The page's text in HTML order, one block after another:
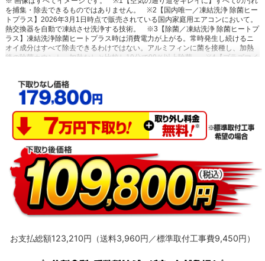
を捕集・除去できるものではありません。
※2【国内唯一／凍結洗浄 除菌ヒー
トプラス】2026年3月1日時点で販売されている国内家庭用エアコンにおいて。
熱交換器を自動で凍結させ洗浄する技術。
※3【除菌／凍結洗浄 除菌ヒートプ
ラス】凍結洗浄除菌ヒートプラス時は消費電力が上がる。常時発生し続けるニ
オイ成分はすべて除去できるわけではない。アルミフィンに菌を接種し、加熱
後の除菌カウント。加熱なしと比較し10分で99％以上除菌。
※4【プラズマイ
物質を捕集・抑制/ニオイを抑制】閉鎖された実験設備における試験結果による
もので、実使用空間での効果を示すものではありません。
抑制／カビバスター】約20分間。室温・湿度が上昇する場合あり。工場出荷時
は設定されておらずお客様ご自身による設定が必要。
※7【国内唯一／ステン
レス・クリーン システム】2026年3月1日時点で販売されている国内家庭用エア
コンにおいて。通風路、フラップにステンレスを採用。
※8【最上位モデルに
も搭載／凍結洗浄 除菌ヒートプラス】Xシリーズ搭載「凍結洗浄ヒートプラ
ス」とは加熱温度が異なる。手動運転のみ。
※9【「凍結洗浄」お客様満足度
約93％】「凍結洗浄」機能についての満足度。2023年11月調査。N=6,455。
※10【フィルター掃除で約10％の省エネ効果】外気温2℃、試験室の温度約
23℃、室温安定時1時間平均の消費電力を計測。埃2g塗布状態の消費電力
（521Wh）、掃除後の消費電力（466Wh）
※11【抗菌・防カビ・抗ウイルス
フィルター】フィルターの性能。部屋全体への抑制性能とは異なります。
※12【ダストボックスのお手入れ】ダストボックスは半年に1回を目安に定期的
に確認して、ホコリがたまっているようならお手入れをしてください。
Premiumプラズマ空清」とは異なる。
※14【ステンレスは埃の付着量がプラ
お支払総額123,210円（送料3,960円／標準取付工事費9,450円）